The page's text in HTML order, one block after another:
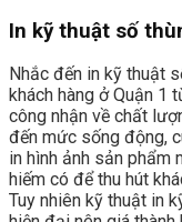
In kỹ thuật số
Nhắc đến in kỹ thuật
khách hàng ở Quận 1
công nhận về chất
đến mức sống động,
in hình ảnh sản
hiếm có để thu hút
Tuy nhiên kỹ thuật in